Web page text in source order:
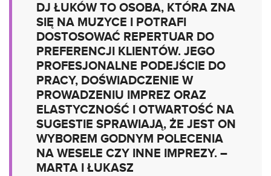
DJ ŁUKÓW TO OSOBA, KTÓRA ZNA
SIĘ NA MUZYCE I POTRAFI
DOSTOSOWAĆ REPERTUAR DO
PREFERENCJI KLIENTÓW. JEGO
PROFESJONALNE PODEJŚCIE DO
PRACY, DOŚWIADCZENIE W
PROWADZENIU IMPREZ ORAZ
ELASTYCZNOŚĆ I OTWARTOŚĆ NA
SUGESTIE SPRAWIAJĄ, ŻE JEST ON
WYBOREM GODNYM POLECENIA
NA WESELE CZY INNE IMPREZY. –
MARTA I ŁUKASZ